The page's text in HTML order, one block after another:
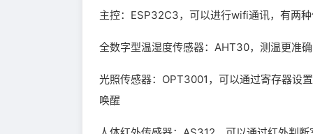
主控：ESP32C3，可以进行wifi通讯，有两
全数字型温湿度传感器：AHT30，测温更准确
光照传感器：OPT3001，可以通过寄存器设
唤醒